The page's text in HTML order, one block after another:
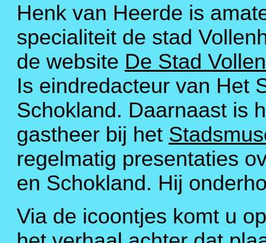
Henk van Heerde is
specialiteit de stad
de website De Stad
Is eindredacteur van Het
Schokland. Daarnaast is
gastheer bij het
regelmatig presentaties
en Schokland. Hij
Via de icoontjes komt u